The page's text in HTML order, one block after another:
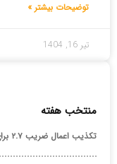
توضیحات بیشتر »
تیر 16, 1404
منتخب هفته
تکذیب اعمال ضریب ۲.۷ برای اینترنت بین‌الملل از سوی سازمان تنظیم مقررات